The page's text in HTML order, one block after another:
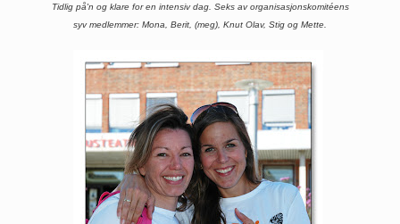
Tidlig på'n og klare for en intensiv dag. Seks av organisasjonskomitéens
syv medlemmer: Mona, Berit, (meg), Knut Olav, Stig og Mette.